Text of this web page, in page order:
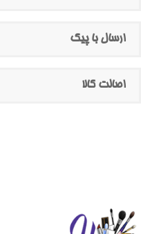
ارسال با پیک
اصالت کالا